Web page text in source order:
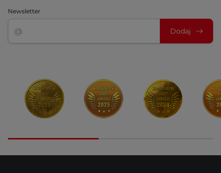
Newsletter
Dodaj